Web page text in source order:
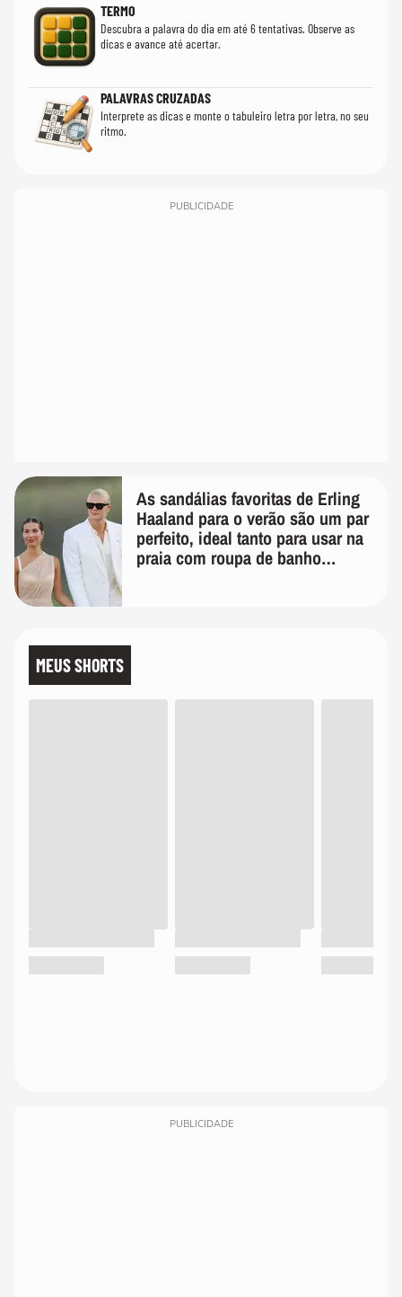
TERMO
Descubra a palavra do dia em até 6 tentativas. Observe as
dicas e avance até acertar.
PALAVRAS CRUZADAS
Interprete as dicas e monte o tabuleiro letra por letra, no seu
ritmo.
PUBLICIDADE
As sandálias favoritas de Erling
Haaland para o verão são um par
perfeito, ideal tanto para usar na
praia com roupa de banho
MEUS SHORTS
PUBLICIDADE